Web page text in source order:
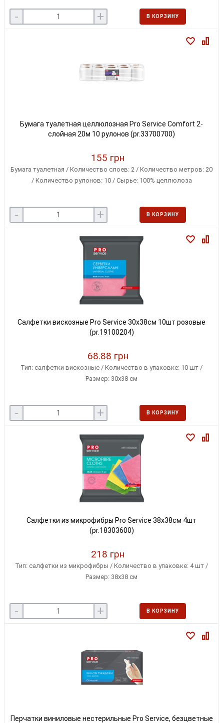
- + В КОРЗИНУ
Бумага туалетная целлюлозная Pro Service Comfort 2-
слойная 20м 10 рулонов (pr.33700700)
155 грн
Бумага туалетная / Количество слоев: 2 / Количество метров: 20
/ Количество рулонов: 10 / Сырье: 100% целлюлоза
- + В КОРЗИНУ
Салфетки вискозные Pro Service 30x38см 10шт розовые
(pr.19100204)
68.88 грн
Тип: салфетки вискозные / Количество в упаковке: 10 шт /
Размер: 30x38 см
- + В КОРЗИНУ
Салфетки из микрофибры Pro Service 38x38см 4шт
(pr.18303600)
218 грн
Тип: салфетки из микрофибры / Количество в упаковке: 4 шт /
Размер: 38x38 см
- + В КОРЗИНУ
Перчатки виниловые нестерильные Pro Service, безцветные